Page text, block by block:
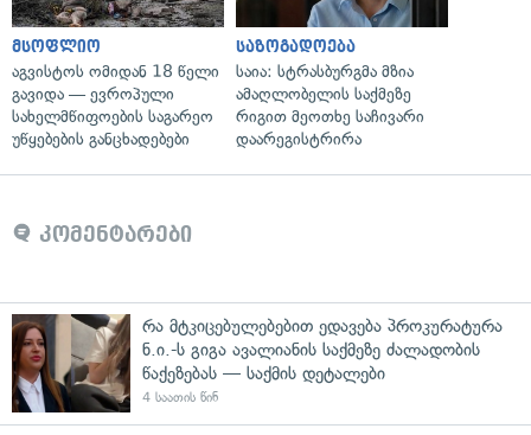
მსოფლიო
აგვისტოს ომიდან 18 წელი
გავიდა — ევროპული
სახელმწიფოების საგარეო
უწყებების განცხადებები
საზოგადოება
საია: სტრასბურგმა მზია
ამაღლობელის საქმეზე
რიგით მეოთხე საჩივარი
დაარეგისტრირა
კომენტარები
რა მტკიცებულებებით ედავება პროკურატურა
ნ.ი.-ს გიგა ავალიანის საქმეზე ძალადობის
წაქეზებას — საქმის დეტალები
4 საათის წინ